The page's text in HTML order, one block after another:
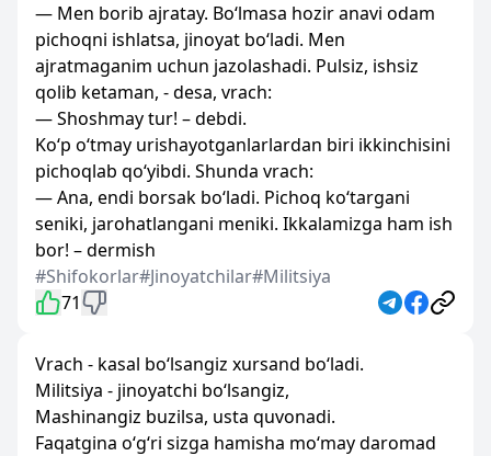
— Men borib ajratay. Bo‘lmasa hozir anavi odam
pichoqni ishlatsa, jinoyat bo‘ladi. Men
ajratmaganim uchun jazolashadi. Pulsiz, ishsiz
qolib ketaman, - desa, vrach:
— Shoshmay tur! – debdi.
Ko‘p o‘tmay urishayotganlarlardan biri ikkinchisini
pichoqlab qo‘yibdi. Shunda vrach:
— Ana, endi borsak bo‘ladi. Pichoq ko‘targani
seniki, jarohatlangani meniki. Ikkalamizga ham ish
bor! – dermish
#Shifokorlar#Jinoyatchilar#Militsiya
71
Vrach - kasal bo‘lsangiz xursand bo‘ladi.
Militsiya - jinoyatchi bo‘lsangiz,
Mashinangiz buzilsa, usta quvonadi.
Faqatgina o‘g‘ri sizga hamisha mo‘may daromad